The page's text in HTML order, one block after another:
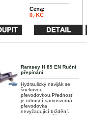
Cena:
0,-KČ
Ramsey H 89 EN Ruční
přepínání
Hydraulický naviják se
šnekovou
převodovkou.Předností
je robusní samosvorná
převodovka
nevyžadující brždění.